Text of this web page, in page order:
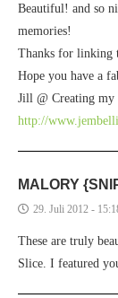
Beautiful! and so
memories!
Thanks for linking
Hope you have a
Jill @ Creating my
http://
MALORY
29. Juli 2012 -
These are truly
Slice. I featured